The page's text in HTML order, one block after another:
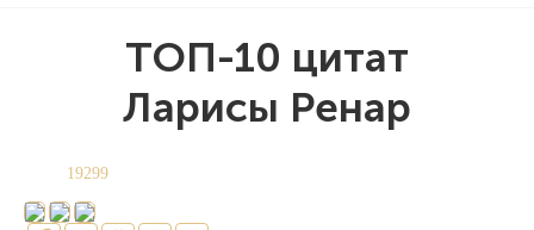
ТОП-10 цитат
Ларисы Ренар
19299